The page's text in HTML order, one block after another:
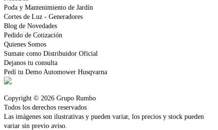
Poda y Mantenimiento de Jardín
Cortes de Luz - Generadores
Blog de Novedades
Pedido de Cotización
Quienes Somos
Sumate como Distribuidor Oficial
Dejanos tu consulta
Pedí tu Demo Automower Husqvarna
Copyright © 2026 Grupo Rumbo
Todos los derechos reservados
Las imágenes son ilustrativas y pueden variar, los precios y stock pueden
variar sin previo aviso.